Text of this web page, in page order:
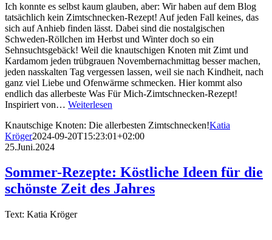
Ich konnte es selbst kaum glauben, aber: Wir haben auf dem Blog
tatsächlich kein Zimtschnecken-Rezept! Auf jeden Fall keines, das
sich auf Anhieb finden lässt. Dabei sind die nostalgischen
Schweden-Röllchen im Herbst und Winter doch so ein
Sehnsuchtsgebäck! Weil die knautschigen Knoten mit Zimt und
Kardamom jeden trübgrauen Novembernachmittag besser machen,
jeden nasskalten Tag vergessen lassen, weil sie nach Kindheit, nach
ganz viel Liebe und Ofenwärme schmecken. Hier kommt also
endlich das allerbeste Was Für Mich-Zimtschnecken-Rezept!
Inspiriert von… Weiterlesen
Knautschige Knoten: Die allerbesten Zimtschnecken!Katia
Kröger2024-09-20T15:23:01+02:00
25.Juni.2024
Sommer-Rezepte: Köstliche Ideen für die
schönste Zeit des Jahres
Text: Katia Kröger